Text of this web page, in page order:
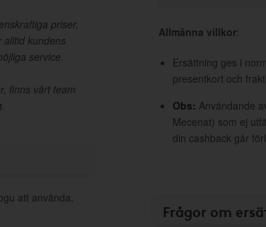
priser,
alltid kundens
service.
finns vårt team
att använda,
Allmänna villkor:
Ersättning ges i
presentkort och frakt.
Obs: Användande
Mecenat) som ej
din cashback går
Frågor om